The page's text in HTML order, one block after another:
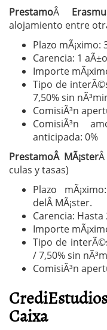
PrestamoÂ
alojamiento entre
Plazo mÃ¡ximo:
Carencia: 1
Importe
Tipo de
7,50% sin
ComisiÃ³n
ComisiÃ³n
anticipada: 0%
PrestamoÂ MÃ¡ster
culas y tasas)
Plazo
delÂ MÃ¡ster.
Carencia: Hasta
Importe
Tipo de
/ 7,50% sin
ComisiÃ³n
Caixa